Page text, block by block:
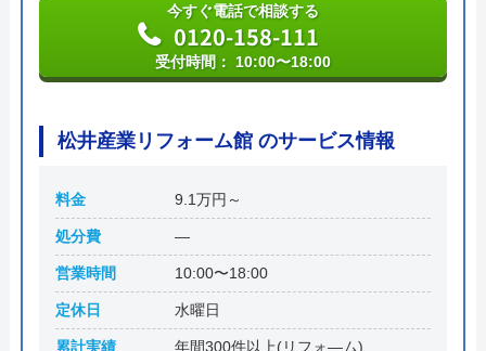
今すぐ電話で相談する
0120-158-111
受付時間： 10:00〜18:00
松井産業リフォーム館 のサービス情報
料金 9.1万円～
処分費 ―
営業時間 10:00〜18:00
定休日 水曜日
累計実績 年間300件以上(リフォ―ム)